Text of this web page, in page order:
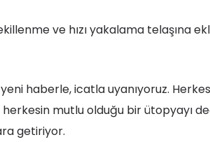
ve hızı yakalama telaşına
haberle, icatla uyanıyoruz.
mutlu olduğu bir ütopyayı
getiriyor.